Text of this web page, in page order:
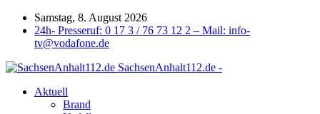
Samstag, 8. August 2026
24h- Presseruf: 0 17 3 / 76 73 12 2 – Mail: info-
tv@vodafone.de
SachsenAnhalt112.de -
Aktuell
Brand